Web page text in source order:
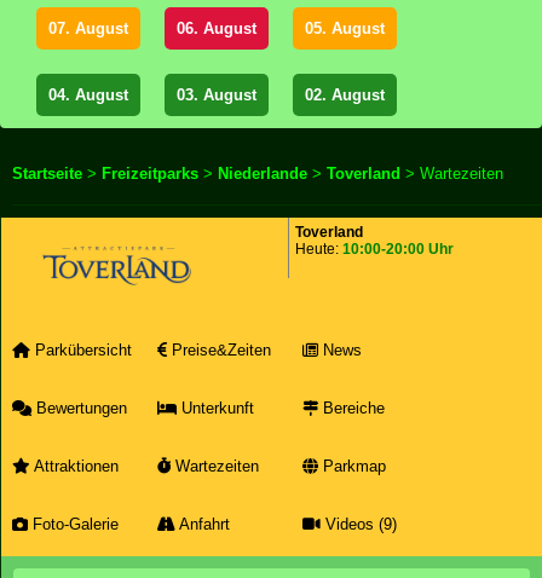
07. August 06. August 05. August
04. August 03. August 02. August
Startseite > Freizeitparks > Niederlande > Toverland > Wartezeiten
Toverland
Heute: 10:00-20:00 Uhr
Parkübersicht Preise&Zeiten News
Bewertungen Unterkunft Bereiche
Attraktionen Wartezeiten Parkmap
Foto-Galerie Anfahrt Videos (9)